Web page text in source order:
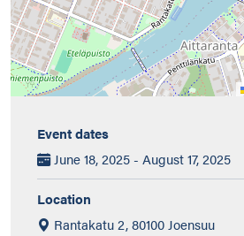
Event dates
June 18, 2025 - August 17, 2025
Location
Rantakatu 2, 80100 Joensuu